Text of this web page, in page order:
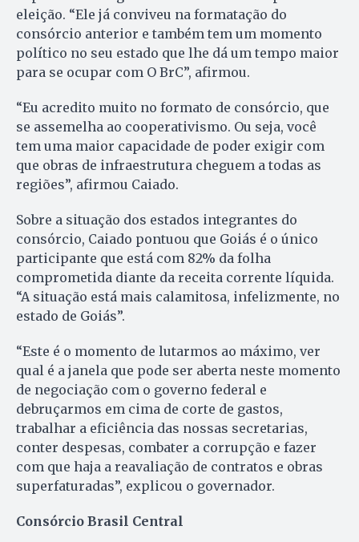
eleição. “Ele já conviveu na formatação do
consórcio anterior e também tem um momento
político no seu estado que lhe dá um tempo maior
para se ocupar com O BrC”, afirmou.
“Eu acredito muito no formato de consórcio, que
se assemelha ao cooperativismo. Ou seja, você
tem uma maior capacidade de poder exigir com
que obras de infraestrutura cheguem a todas as
regiões”, afirmou Caiado.
Sobre a situação dos estados integrantes do
consórcio, Caiado pontuou que Goiás é o único
participante que está com 82% da folha
comprometida diante da receita corrente líquida.
“A situação está mais calamitosa, infelizmente, no
estado de Goiás”.
“Este é o momento de lutarmos ao máximo, ver
qual é a janela que pode ser aberta neste momento
de negociação com o governo federal e
debruçarmos em cima de corte de gastos,
trabalhar a eficiência das nossas secretarias,
conter despesas, combater a corrupção e fazer
com que haja a reavaliação de contratos e obras
superfaturadas”, explicou o governador.
Consórcio Brasil Central